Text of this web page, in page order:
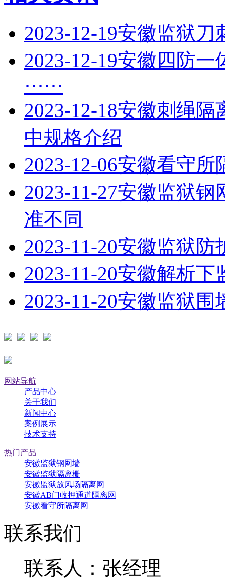
2023-12-19安徽监狱刀
2023-12-19安徽四防一
······
2023-12-18安徽刺绳隔
中规格介绍
2023-12-06安徽看守所
2023-11-27安徽监狱钢
准不同
2023-11-20安徽监狱防
2023-11-20安徽解析下
2023-11-20安徽监狱围
网站导航
产品中心
关于我们
新闻中心
案例展示
技术支持
热门产品
安徽监狱钢网墙
安徽监狱隔离栅
安徽监狱放风场隔离网
安徽AB门收押通道隔离网
安徽看守所隔离网
联系我们
联系人：张经理